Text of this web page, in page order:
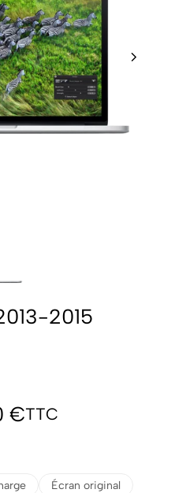
2015
€TTC
Écran original